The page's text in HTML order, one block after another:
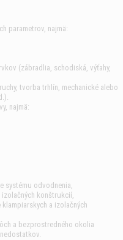
parametrov, najmä:
(zábradlia, schodiská, výťahy,
tvorba trhlín, mechanické alebo
najmä:
systému odvodnenia,
izolačných konštrukcií,
a izolačných
a bezprostredného okolia